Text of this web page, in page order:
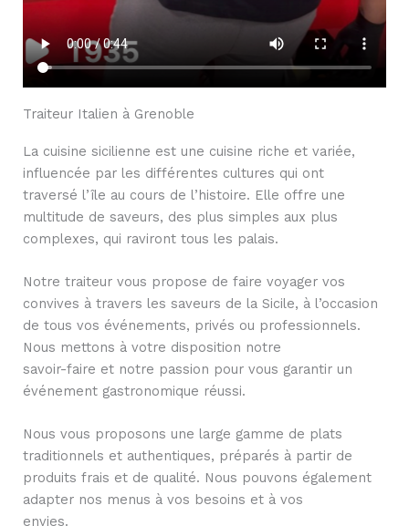
Traiteur Italien à Grenoble
La cuisine sicilienne est une cuisine riche et variée,
influencée par les différentes cultures qui ont
traversé l’île au cours de l’histoire. Elle offre une
multitude de saveurs, des plus simples aux plus
complexes, qui raviront tous les palais.
Notre traiteur vous propose de faire voyager vos
convives à travers les saveurs de la Sicile, à l’occasion
de tous vos événements, privés ou professionnels.
Nous mettons à votre disposition notre
savoir-faire et notre passion pour vous garantir un
événement gastronomique réussi.
Nous vous proposons une large gamme de plats
traditionnels et authentiques, préparés à partir de
produits frais et de qualité. Nous pouvons également
adapter nos menus à vos besoins et à vos
envies.